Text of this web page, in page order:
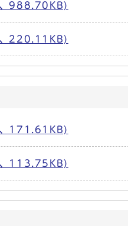
988.70KB)
220.11KB)
171.61KB)
113.75KB)